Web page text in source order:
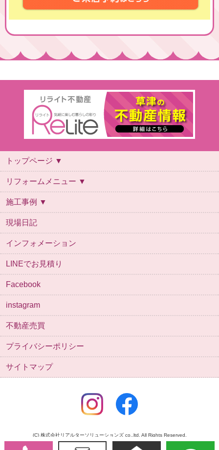
トップページ ▼
トップページ
会社概要
スタッフ紹介
ご利用案内
よくあるご質問
リフォームの流れ
保証について
お問い合わせ
ご来店予約
リフォームメニュー ▼
リフォームメニュー
キッチン
お風呂
トイレ
洗面台
施工事例 ▼
施工事例
お風呂
キッチン
デザインリフォーム
トイレ
リビング・内装
全面改装
外壁
外構
洗面
給湯器
自然素材
その他
現場日記
インフォメーション
LINEでお見積り
Facebook
instagram
不動産売買
プライバシーポリシー
サイトマップ
(C) 株式会社リアルターソリューションズ co.,ltd. All Rights Reserved.